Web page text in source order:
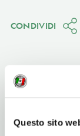
Questo sito
CONDIVIDI